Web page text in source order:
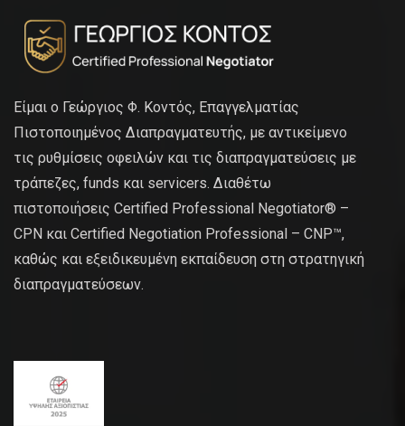
Είμαι ο Γεώργιος Φ. Κοντός, Επαγγελματίας
Πιστοποιημένος Διαπραγματευτής, με αντικείμενο
τις ρυθμίσεις οφειλών και τις διαπραγματεύσεις με
τράπεζες, funds και servicers. Διαθέτω
πιστοποιήσεις Certified Professional Negotiator® –
CPN και Certified Negotiation Professional – CNP™,
καθώς και εξειδικευμένη εκπαίδευση στη στρατηγική
διαπραγματεύσεων.